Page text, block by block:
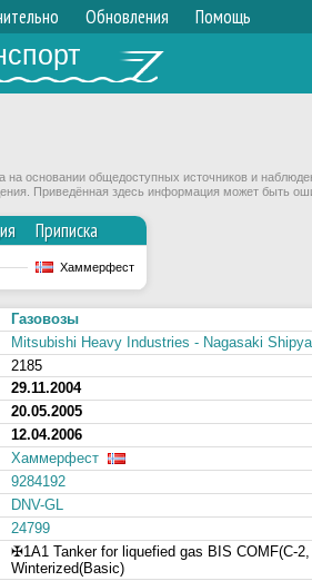
Обновления Помощь
основании общедоступных источников и
Приведённая здесь информация может быть
Приписка
Хаммерфест
Газовозы
Mitsubishi Heavy Industries - Nagasaki
2185
29.11.2004
20.05.2005
12.04.2006
Хаммерфест
9284192
DNV-GL
24799
✠1A1 Tanker for liquefied gas BIS COMF(C-
Winterized(Basic)